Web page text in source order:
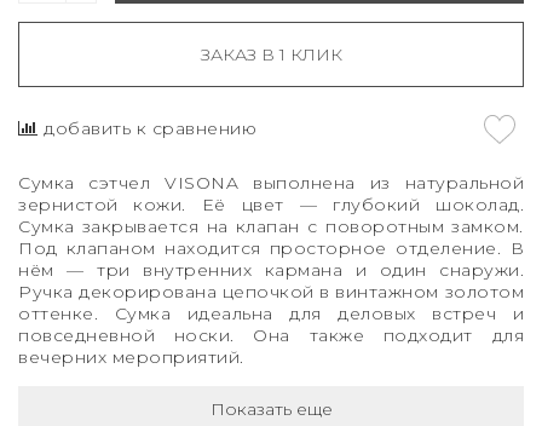
ЗАКАЗ В 1 КЛИК
добавить к сравнению
Сумка сэтчел VISONA выполнена из натуральной
зернистой кожи. Её цвет — глубокий шоколад.
Сумка закрывается на клапан с поворотным замком.
Под клапаном находится просторное отделение. В
нём — три внутренних кармана и один снаружи.
Ручка декорирована цепочкой в винтажном золотом
оттенке. Сумка идеальна для деловых встреч и
повседневной носки. Она также подходит для
вечерних мероприятий.
Показать еще